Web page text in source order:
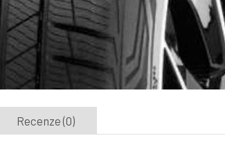
Recenze (0)